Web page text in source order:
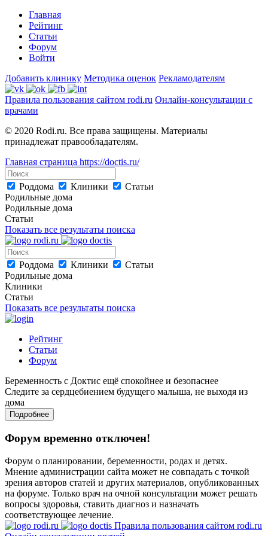
Главная
Рейтинг
Статьи
Форум
Войти
Добавить клинику Методика оценок Рекламодателям
Правила пользования сайтом rodi.ru Онлайн-консультации с
врачами
© 2020 Rodi.ru. Все права защищены. Материалы
принадлежат правообладателям.
Главная страница https://doctis.ru/
Роддома Клиники
Статьи
Родильные дома
Родильные дома
Статьи
Показать все результаты поиска
Роддома Клиники
Статьи
Родильные дома
Клиники
Статьи
Показать все результаты поиска
Рейтинг
Статьи
Форум
Беременность с Доктис ещё спокойнее и безопаснее
Следите за сердцебиением будущего малыша, не выходя из
дома
Подробнее
Форум временно отключен!
Форум о планировании, беременности, родах и детях.
Мнение администрации сайта может не совпадать с точкой
зрения авторов статей и других материалов, опубликованных
на форуме. Только врач на очной консультации может решать
вопросы здоровья, ставить диагноз и назначать
соответствующее лечение.
Правила пользования сайтом rodi.ru